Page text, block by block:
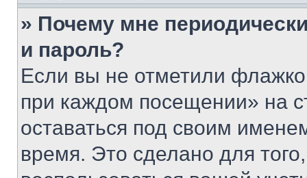
» Почему мне
и пароль?
Если вы не отметили
при каждом посещении» на
оставаться под своим
время. Это сделано для